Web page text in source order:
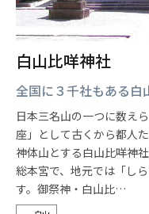
白山比咩神社
全国に３千社もある白
日本三名山の一つに数え
座」として古くから都人
神体山とする白山比咩神
総本宮で、地元では「し
す。御祭神・白山比…